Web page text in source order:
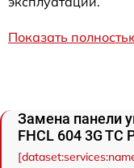
Показать
Замена панели
FHCL 604 3G TC